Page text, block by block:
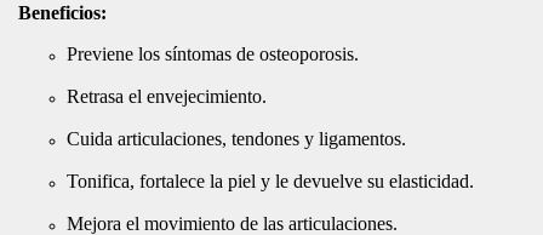
Beneficios:
Previene los síntomas de osteoporosis.
Retrasa el envejecimiento.
Cuida articulaciones, tendones y ligamentos.
Tonifica, fortalece la piel y le devuelve su elasticidad.
Mejora el movimiento de las articulaciones.